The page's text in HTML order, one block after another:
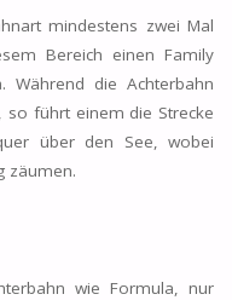
mindestens zwei Mal
Bereich einen Family
Während die Achterbahn
führt einem die Strecke
über den See, wobei
zäumen.
wie Formula, nur